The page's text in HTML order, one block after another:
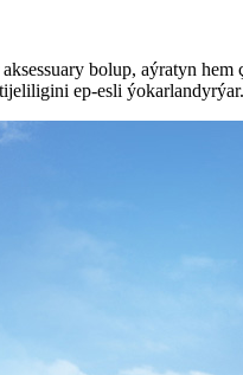
bolup, aýratyn
ep-esli ýokarlandyrýar.